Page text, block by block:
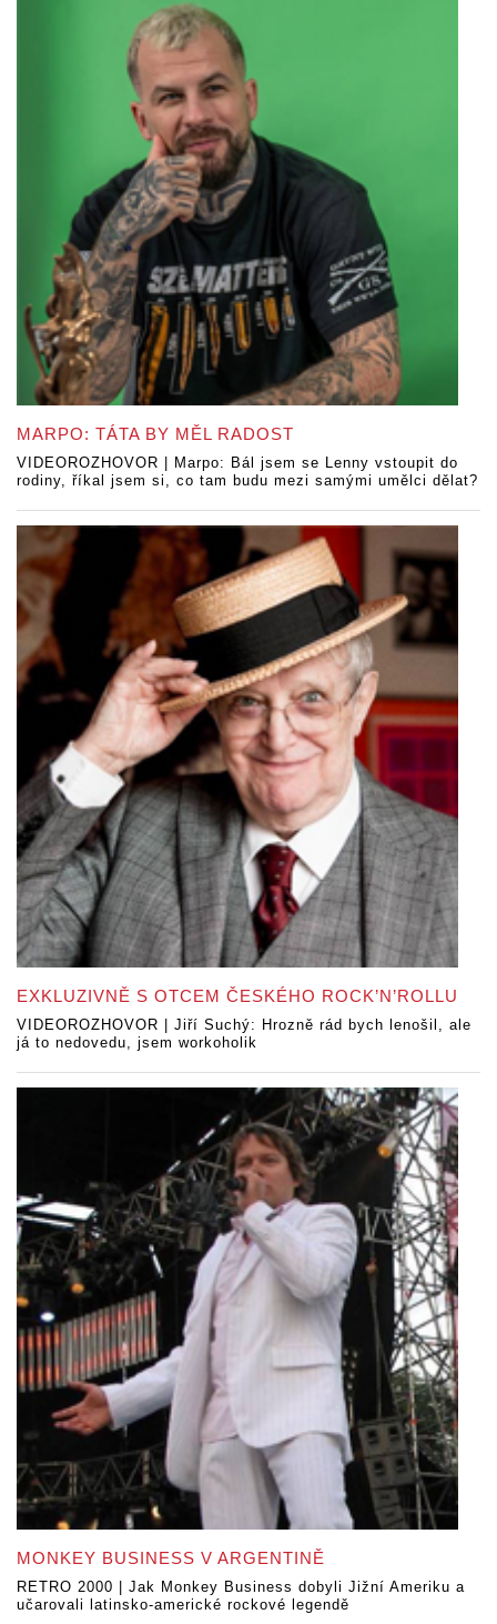
MARPO: TÁTA BY MĚL RADOST
VIDEOROZHOVOR | Marpo: Bál jsem se Lenny vstoupit do
rodiny, říkal jsem si, co tam budu mezi samými umělci dělat?
EXKLUZIVNĚ S OTCEM ČESKÉHO ROCK’N’ROLLU
VIDEOROZHOVOR | Jiří Suchý: Hrozně rád bych lenošil, ale
já to nedovedu, jsem workoholik
MONKEY BUSINESS V ARGENTINĚ
RETRO 2000 | Jak Monkey Business dobyli Jižní Ameriku a
učarovali latinsko-americké rockové legendě